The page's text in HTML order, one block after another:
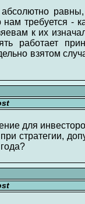
требуется -
к их
работает
взятом
для
стратегии,